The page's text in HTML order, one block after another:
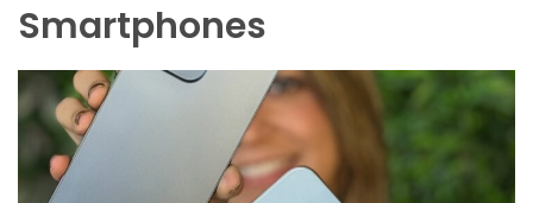
Smartphones